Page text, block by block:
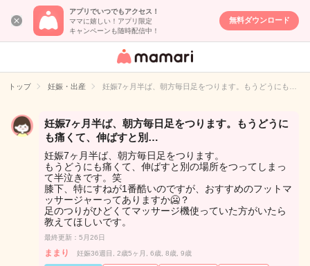
アプリでいつでもアクセス！
ママに嬉しい！アプリ限定
キャンペーンも随時配信中！
無料ダウンロード
女性専用匿名QA
イト
トップ 妊娠・出産 妊娠7ヶ月半ば、朝方毎日足をつります。もうどうにも…
妊娠7ヶ月半ば、朝方毎日足をつります。もうどうに
も痛くて、伸ばすと別…
妊娠7ヶ月半ば、朝方毎日足をつります。
もうどうにも痛くて、伸ばすと別の場所をつってしまっ
て半泣きです。笑
膝下、特にすねが1番酷いのですが、おすすめのフットマ
ッサージャーってありますか🥶？
足のつりがひどくてマッサージ機使っていた方がいたら
教えてほしいです。
最終更新：5月26日
ままり 妊娠36週目, 2歳5ヶ月, 6歳, 8歳, 9歳